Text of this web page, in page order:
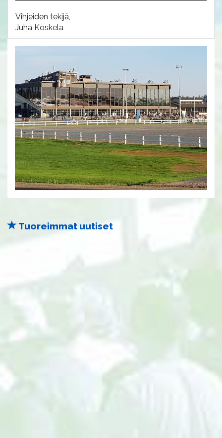
Vihjeiden tekijä,
Juha Koskela
Tuoreimmat uutiset